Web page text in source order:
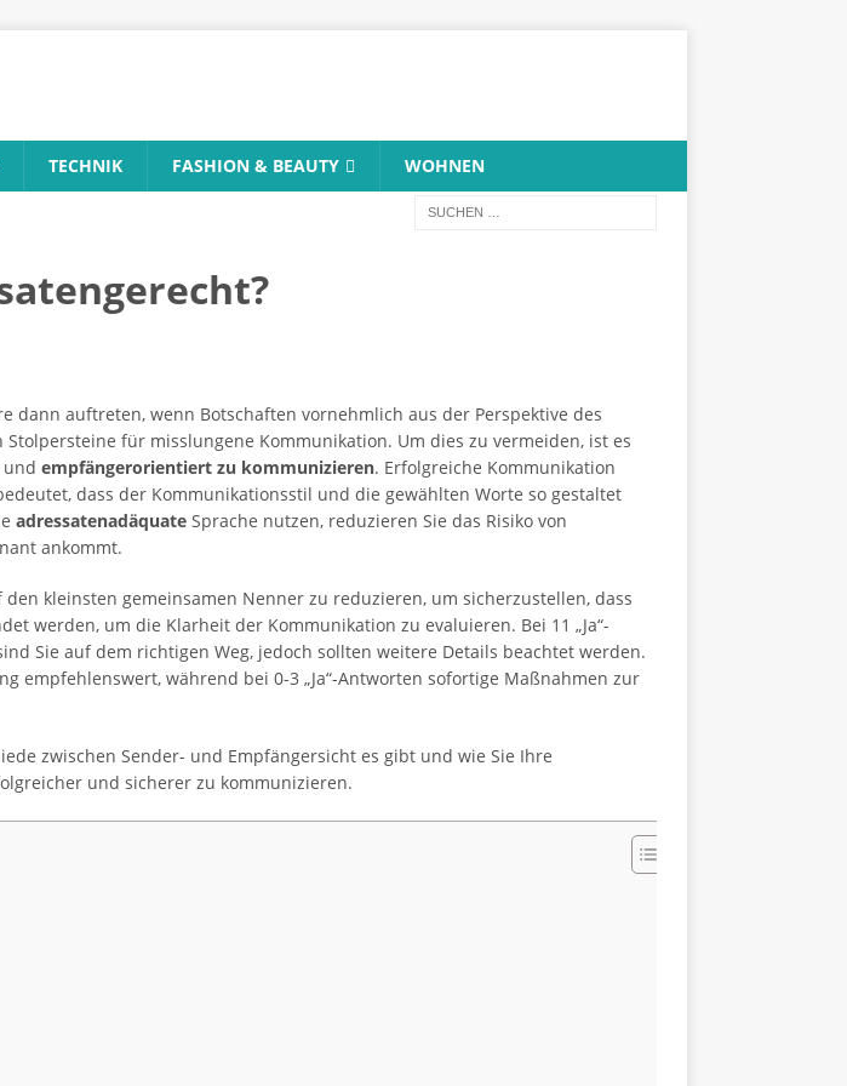
TECHNIK FASHION & BEAUTY WOHNEN
dann auftreten, wenn Botschaften vornehmlich aus der Perspektive des
für misslungene Kommunikation. Um dies zu vermeiden, ist es
und empfängerorientiert zu kommunizieren. Erfolgreiche Kommunikation
dass der Kommunikationsstil und die gewählten Worte so gestaltet
adressatenadäquate Sprache nutzen, reduzieren Sie das Risiko von
ankommt.
kleinsten gemeinsamen Nenner zu reduzieren, um sicherzustellen, dass
werden, um die Klarheit der Kommunikation zu evaluieren. Bei 11 „Ja“-
Sie auf dem richtigen Weg, jedoch sollten weitere Details beachtet werden.
empfehlenswert, während bei 0-3 „Ja“-Antworten sofortige Maßnahmen zur
zwischen Sender- und Empfängersicht es gibt und wie Sie Ihre
und sicherer zu kommunizieren.